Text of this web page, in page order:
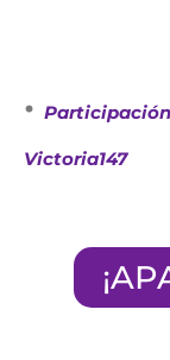
· Participación
Victoria147